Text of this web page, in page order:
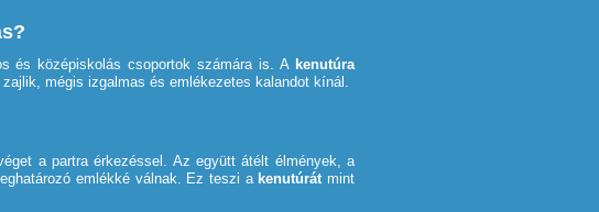
és középiskolás csoportok számára is. A kenutúra
mégis izgalmas és emlékezetes kalandot kínál.
a partra érkezéssel. Az együtt átélt élmények, a
emlékké válnak. Ez teszi a kenutúrátmint